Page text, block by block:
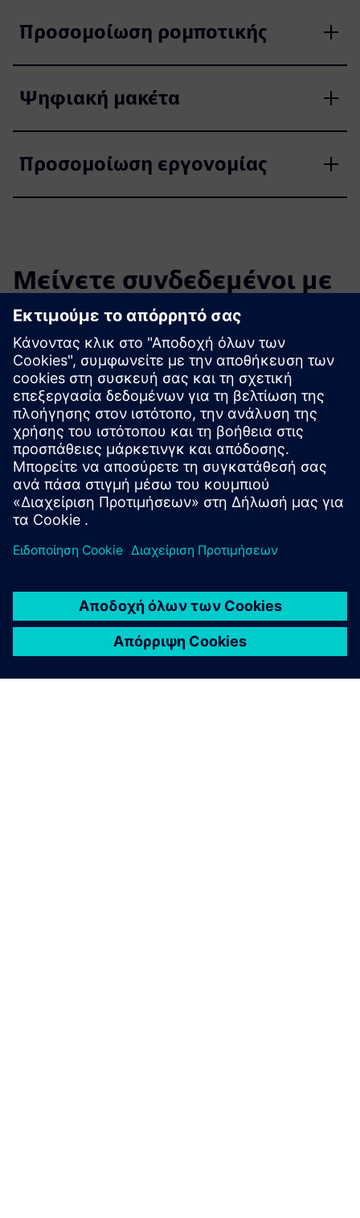
Προσομοίωση ρομποτικής
Ψηφιακή μακέτα
Προσομοίωση εργονομίας
Μείνετε συνδεδεμένοι με
τα εξαρτήματα PLM
Διαβάστε το ιστολόγιο
Αποκτήστε νέες προοπτικές για τα εξαρτήματα PLM και
την αγορά PLM γενικότερα.
Επισκεφθείτε το ιστολόγιο εξαρτημάτων PLM